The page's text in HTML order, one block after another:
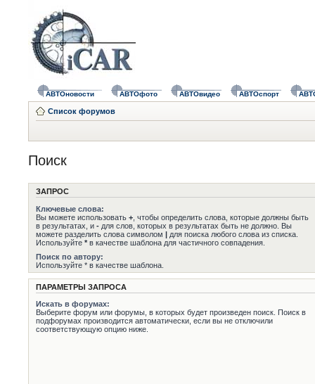
АВТОновости АВТОфото АВТОвидео АВТОспорт
Список форумов
Поиск
ЗАПРОС
Ключевые слова:
Вы можете использовать + , чтобы определить слова, которые должны быть
в результатах, и - для слов, которых в результатах быть не должно. Вы
можете разделить слова символом | для поиска любого слова из списка.
Используйте * в качестве шаблона для частичного совпадения.
Поиск по автору:
Используйте * в качестве шаблона.
ПАРАМЕТРЫ ЗАПРОСА
Искать в форумах:
Выберите форум или форумы, в которых будет произведен поиск. Поиск в
подфорумах производится автоматически, если вы не отключили
соответствующую опцию ниже.